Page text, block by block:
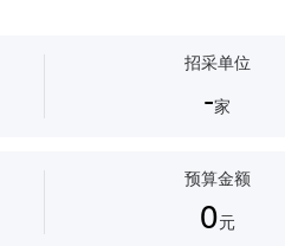
招采单位
-家
预算金额
0元